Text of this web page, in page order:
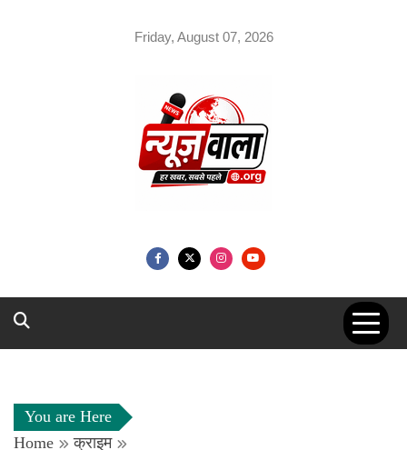
Friday, August 07, 2026
You are Here
Home
क्राइम